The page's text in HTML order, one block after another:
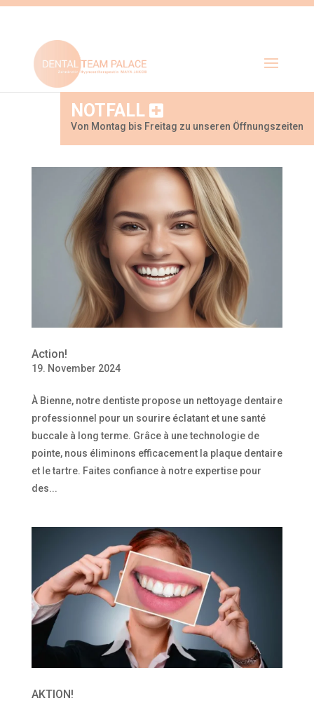
NOTFALL
Von Montag bis Freitag zu unseren Öffnungszeiten
Action!
19. November 2024
À Bienne, notre dentiste propose un nettoyage dentaire
professionnel pour un sourire éclatant et une santé
buccale à long terme. Grâce à une technologie de
pointe, nous éliminons efficacement la plaque dentaire
et le tartre. Faites confiance à notre expertise pour
des...
AKTION!